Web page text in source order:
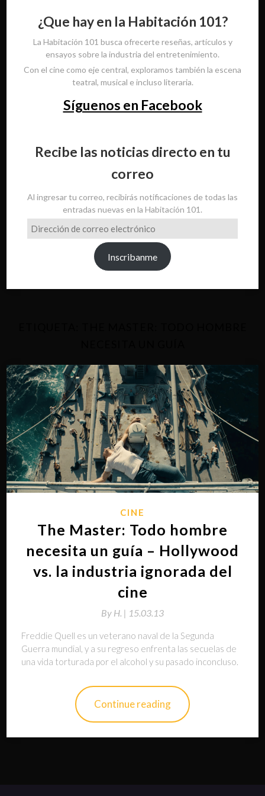
¿Que hay en la Habitación 101?
La Habitación 101 busca ofrecerte reseñas, artículos y
ensayos sobre la industria del entretenimiento.
Con el cine como eje central, exploramos también la escena
teatral, musical e incluso literaria.
Síguenos en Facebook
Recibe las noticias directo en tu
correo
Al ingresar tu correo, recibirás notificaciones de todas las
entradas nuevas en la Habitación 101.
Dirección
de
Inscribanme
CINE
The Master: Todo hombre
necesita un guía – Hollywood
vs. la industria ignorada del
cine
By H. | 15.03.13
Freddie Quell es un veterano naval de la Segunda
Guerra mundial, y a su regreso enfrenta las secuelas de
una vida torturada por el alcohol y su pasado inconcluso.
Continue reading